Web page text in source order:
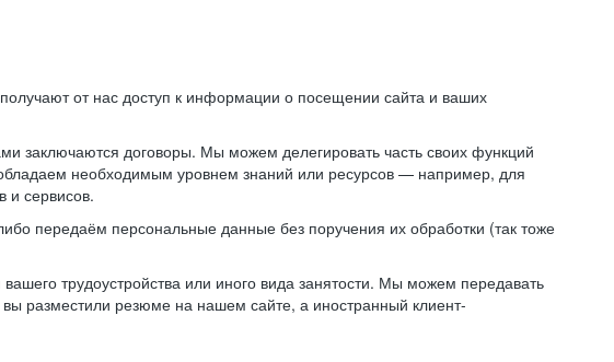
от нас доступ к информации о посещении сайта и ваших
заключаются договоры. Мы можем делегировать часть своих функций
необходимым уровнем знаний или ресурсов — например, для
и сервисов.
передаём персональные данные без поручения их обработки (так тоже
трудоустройства или иного вида занятости. Мы можем передавать
разместили резюме на нашем сайте, а иностранный клиент-